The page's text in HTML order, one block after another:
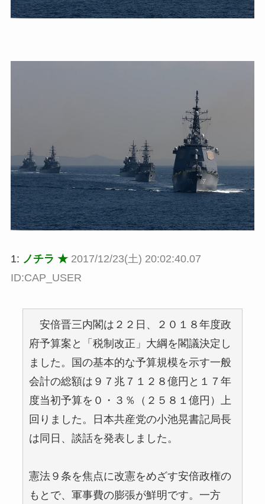
1: ノチラ ★ 2017/12/23(土) 20:02:40.07
ID:CAP_USER
安倍晋三内閣は２２日、２０１８年度政
府予算案と「税制改正」大綱を閣議決定し
ました。国の基本的な予算規模を示す一般
会計の総額は９７兆７１２８億円と１７年
度当初予算を０・３％（２５８１億円）上
回りました。日本共産党の小池晃書記局長
は同日、談話を発表しました。
憲法９条を焦点に改憲をめざす安倍政権の
もとで、軍事費の膨張が鮮明です。一方